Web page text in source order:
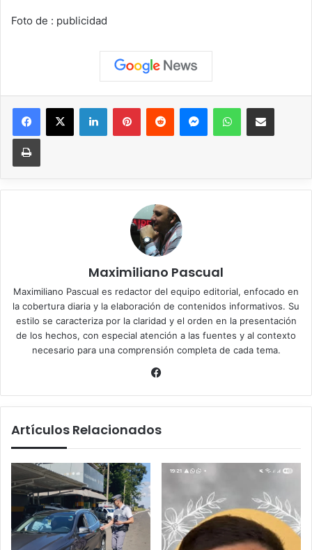
Foto de : publicidad
Facebook
X LinkedInPinterestReddit MessengerWhatsAppCompartir vía correo
Imprimir
Maximiliano Pascual
Maximiliano Pascual es redactor del equipo editorial, enfocado en
la cobertura diaria y la elaboración de contenidos informativos. Su
estilo se caracteriza por la claridad y el orden en la presentación
de los hechos, con especial atención a las fuentes y al contexto
necesario para una comprensión completa de cada tema.
Artículos Relacionados